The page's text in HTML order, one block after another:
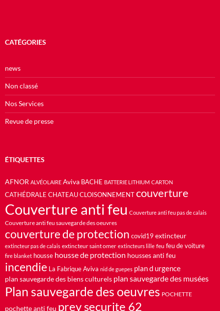
CATÉGORIES
news
Non classé
Nos Services
Revue de presse
ÉTIQUETTES
AFNOR ALVÉOLAIRE Aviva BACHE BATTERIE LITHIUM CARTON
CATHÉDRALE CHATEAU CLOISONNEMENT couverture
Couverture anti feu Couverture anti feu pas de calais
Couverture anti feu sauvegarde des oeuvres
couverture de protection covid19 extincteur
extincteur pas de calais extincteur saint omer extincteurs lille feu feu de voiture
fire blanket housse housse de protection housses anti feu
incendie La Fabrique Aviva nid de guepes plan d urgence
plan sauvegarde des biens culturels plan sauvegarde des musées
Plan sauvegarde des oeuvres POCHETTE
pochette anti feu prev securite 62